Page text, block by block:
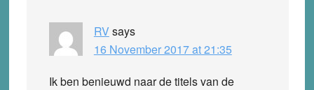
RV says
16 November 2017 at 21:35
Ik ben benieuwd naar de titels van de